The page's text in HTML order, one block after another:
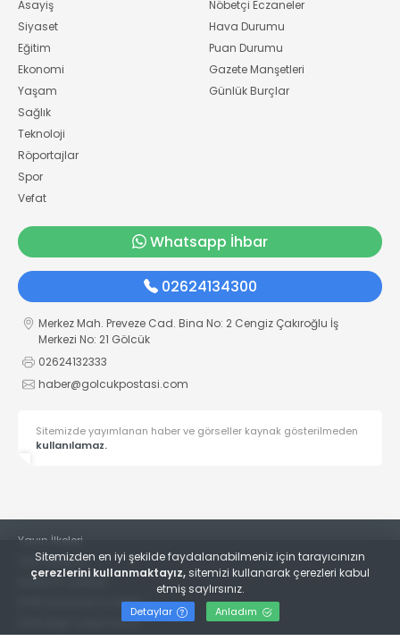
Asayiş
Siyaset
Eğitim
Ekonomi
Yaşam
Sağlık
Teknoloji
Röportajlar
Spor
Vefat
Nöbetçi Eczaneler
Hava Durumu
Puan Durumu
Gazete Manşetleri
Günlük Burçlar
Whatsapp İhbar
02624134300
Merkez Mah. Preveze Cad. Bina No: 2 Cengiz Çakıroğlu İş
Merkezi No: 21 Gölcük
02624132333
haber@golcukpostasi.com
Sitemizde yayımlanan haber ve görseller kaynak gösterilmeden
kullanılamaz.
Yayın İlkeleri
Veri Politikası
Kullanım Şartları
KVKK Aydınlatma Metni
KVKK Bilgi Talep Formu
Sitemizden en iyi şekilde faydalanabilmeniz için tarayıcınızın
çerezlerini kullanmaktayız, sitemizi kullanarak çerezleri kabul
etmiş saylırsınız.
Detaylar Anladım